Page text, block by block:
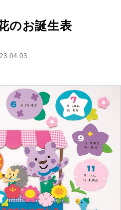
のお誕生表